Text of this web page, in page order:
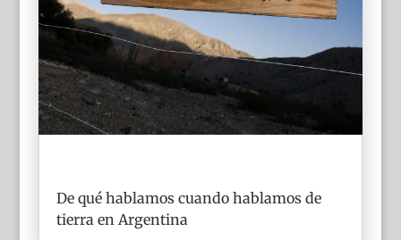
De qué hablamos cuando hablamos de
tierra en Argentina